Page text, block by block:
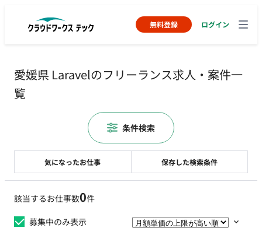
無料登録 ログイン
愛媛県 Laravelのフリーランス求人・案件一
覧
該当するお仕事数0件
募集中のみ表示
気になったお仕事 保存した検索条件
条件検索